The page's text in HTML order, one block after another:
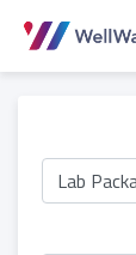
Lab